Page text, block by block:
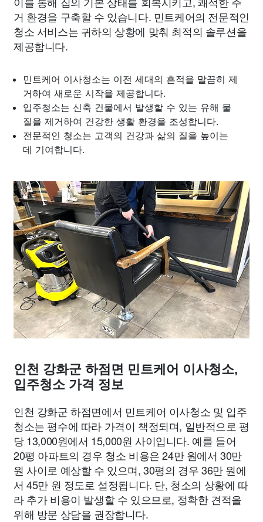
거 환경을 구축할 수 있습니다. 민트케어의 전문적인
청소 서비스는 귀하의 상황에 맞춰 최적의 솔루션을
제공합니다.
민트케어 이사청소는 이전 세대의 흔적을 말끔히 제
거하여 새로운 시작을 제공합니다.
입주청소는 신축 건물에서 발생할 수 있는 유해 물
질을 제거하여 건강한 생활 환경을 조성합니다.
전문적인 청소는 고객의 건강과 삶의 질을 높이는
데 기여합니다.
인천 강화군 하점면 민트케어 이사청소,
입주청소 가격 정보
인천 강화군 하점면에서 민트케어 이사청소 및 입주
청소는 평수에 따라 가격이 책정되며, 일반적으로 평
당 13,000원에서 15,000원 사이입니다. 예를 들어
20평 아파트의 경우 청소 비용은 24만 원에서 30만
원 사이로 예상할 수 있으며, 30평의 경우 36만 원에
서 45만 원 정도로 설정됩니다. 단, 청소의 상황에 따
라 추가 비용이 발생할 수 있으므로, 정확한 견적을
위해 방문 상담을 권장합니다.